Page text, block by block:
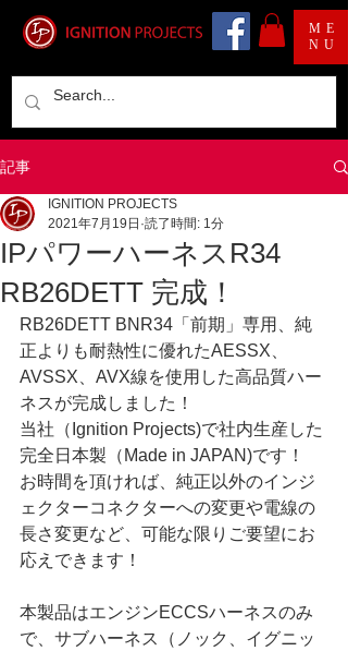
ME
NU
記事
IPパワーハーネスR34
RB26DETT 完成！
IGNITION PROJECTS
2021年7月19日 読了時間: 1分
RB26DETT BNR34「前期」専用、純
正よりも耐熱性に優れたAESSX、
AVSSX、AVX線を使用した高品質ハー
ネスが完成しました！
当社（Ignition Projects)で社内生産した
完全日本製（Made in JAPAN)です！
お時間を頂ければ、純正以外のインジ
ェクターコネクターへの変更や電線の
長さ変更など、可能な限りご要望にお
応えできます！
本製品はエンジンECCSハーネスのみ
で、サブハーネス（ノック、イグニッ